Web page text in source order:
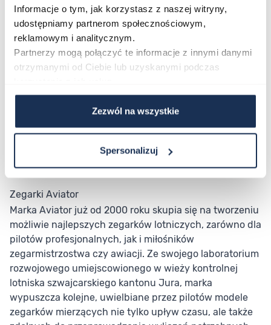
Informacje o tym, jak korzystasz z naszej witryny,
udostępniamy partnerom społecznościowym,
reklamowym i analitycznym.
Partnerzy mogą połączyć te informacje z innymi danymi
otrzymanymi od Ciebie lub uzyskanymi podczas
Zezwól na wszystkie
Spersonalizuj
Zegarek napędzany jest automatycznym
mechanizmem, który dzięki zastosowaniu ponad 28
kamieni łożyskowych gwarantuje płynne i niezawodne
działanie. Mechanizm został skonstruowany z myślą o
długowieczności, co sprawia, że zegarek będzie służył
przez wiele lat. AVIATOR Bristol Scout V.3.18.0.161.4 jest
jakość jego wykonania. Dodatkowo, zegarek jest
wodoszczelny do 100 metrów (10 bar), co pozwala na
jego użytkowanie nawet w trudniejszych warunkach,
Zegarki Aviator
Marka Aviator już od 2000 roku skupia się na tworzeniu
możliwie najlepszych zegarków lotniczych, zarówno dla
pilotów profesjonalnych, jak i miłośników
zegarmistrzostwa czy awiacji. Ze swojego laboratorium
rozwojowego umiejscowionego w wieży kontrolnej
lotniska szwajcarskiego kantonu Jura, marka
wypuszcza kolejne, uwielbiane przez pilotów modele
zegarków mierzących nie tylko upływ czasu, ale także